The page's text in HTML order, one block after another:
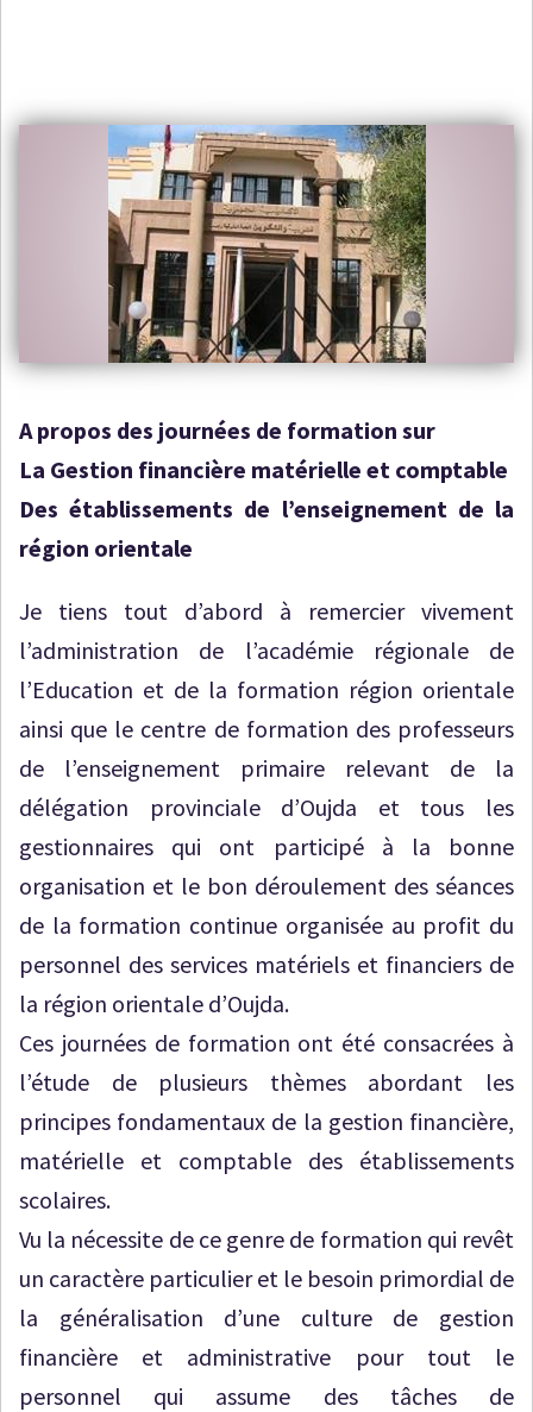
A propos des journées de formation sur
La Gestion financière matérielle et comptable
Des établissements de l’enseignement de la
région orientale
Je tiens tout d’abord à remercier vivement
l’administration de l’académie régionale de
l’Education et de la formation région orientale
ainsi que le centre de formation des professeurs
de l’enseignement primaire relevant de la
délégation provinciale d’Oujda et tous les
gestionnaires qui ont participé à la bonne
organisation et le bon déroulement des séances
de la formation continue organisée au profit du
personnel des services matériels et financiers de
la région orientale d’Oujda.
Ces journées de formation ont été consacrées à
l’étude de plusieurs thèmes abordant les
principes fondamentaux de la gestion financière,
matérielle et comptable des établissements
scolaires.
Vu la nécessite de ce genre de formation qui revêt
un caractère particulier et le besoin primordial de
la généralisation d’une culture de gestion
financière et administrative pour tout le
personnel qui assume des tâches de